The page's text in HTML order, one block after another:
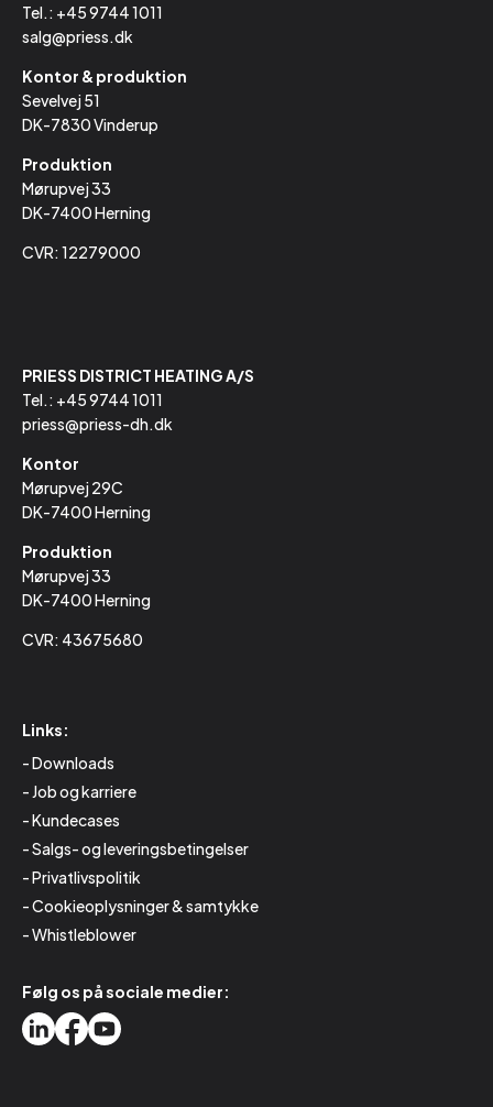
Tel.: +45 9744 1011
salg@priess.dk
Kontor & produktion
Sevelvej 51
DK-7830 Vinderup
Produktion
Mørupvej 33
DK-7400 Herning
CVR: 12279000
PRIESS DISTRICT HEATING A/S
Tel.: +45 9744 1011
priess@priess-dh.dk
Kontor
Mørupvej 29C
DK-7400 Herning
Produktion
Mørupvej 33
DK-7400 Herning
CVR: 43675680
Links:
Downloads
Job og karriere
Kundecases
Salgs- og leveringsbetingelser
Privatlivspolitik
Cookieoplysninger & samtykke
Whistleblower
Følg os på sociale medier: